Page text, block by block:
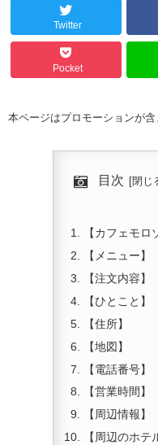
Twitter
Pocket
本ページはプロモーションが
目次
【カフェモロ
【メニュー】
【注文内容】
【ひとこと】
【住所】
【地図】
【電話番号】
【営業時間】
【周辺情報】
【周辺のホテ